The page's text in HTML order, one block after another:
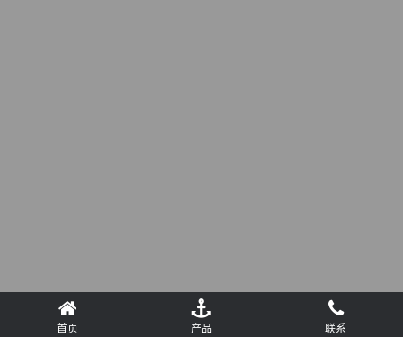
首页 产品 联系